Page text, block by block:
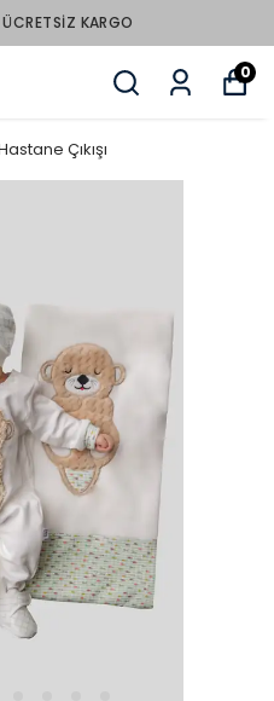
KARGO
0
Çıkışı